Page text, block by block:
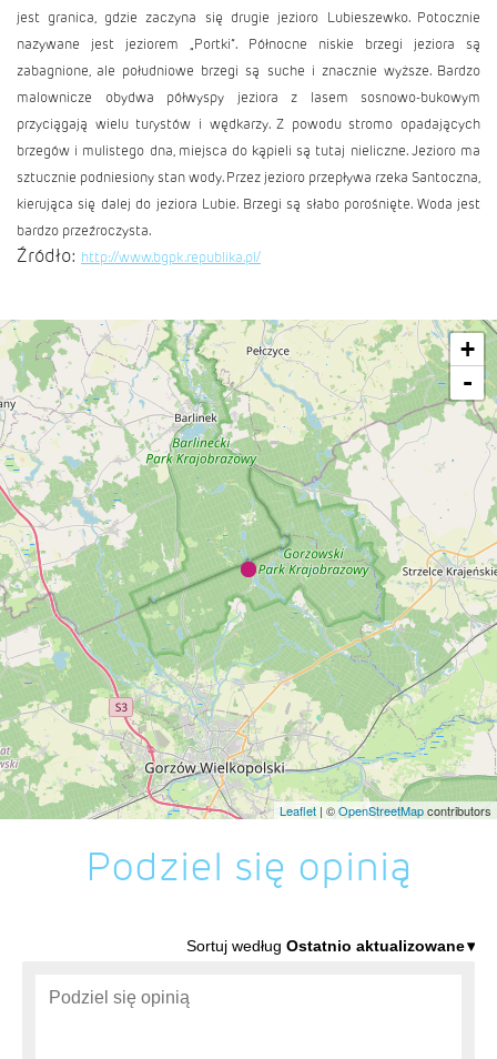
jest granica, gdzie zaczyna się drugie jezioro Lubieszewko. Potocznie
nazywane jest jeziorem „Portki”. Północne niskie brzegi jeziora są
zabagnione, ale południowe brzegi są suche i znacznie wyższe. Bardzo
malownicze obydwa półwyspy jeziora z lasem sosnowo-bukowym
przyciągają wielu turystów i wędkarzy. Z powodu stromo opadających
brzegów i mulistego dna, miejsca do kąpieli są tutaj nieliczne. Jezioro ma
sztucznie podniesiony stan wody. Przez jezioro przepływa rzeka Santoczna,
kierująca się dalej do jeziora Lubie. Brzegi są słabo porośnięte. Woda jest
bardzo przeźroczysta.
Źródło: http://www.bgpk.republika.pl/
+
-
Leaflet | ©OpenStreetMapcontributors
Podziel się opinią